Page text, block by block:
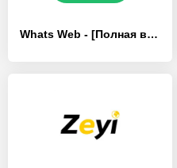
Whats Web - [Полная версия]